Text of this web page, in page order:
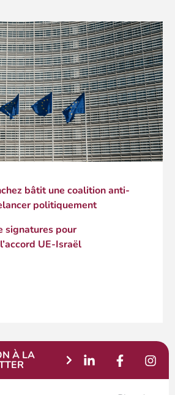
bâtit une coalition anti-
politiquement
signatures pour
UE-Israël
À LA